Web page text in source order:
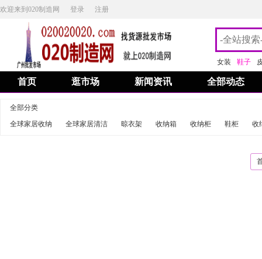
欢迎来到020制造网 登录 注册
女装 鞋子
首页 逛市场 新闻资讯 全部动态
全部分类
全球家居收纳
全球家居清洁 晾衣架 收纳箱 收纳柜 鞋柜 收